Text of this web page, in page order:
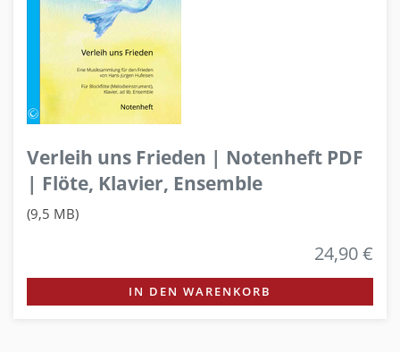
Verleih uns Frieden | Notenheft PDF
| Flöte, Klavier, Ensemble
(9,5 MB)
24,90 €
IN DEN WARENKORB